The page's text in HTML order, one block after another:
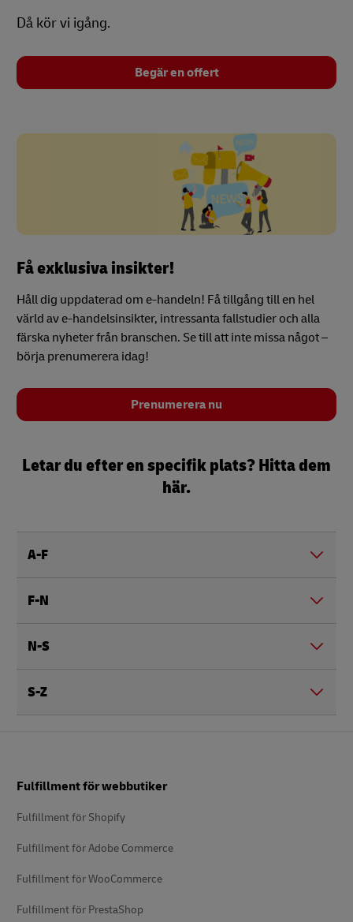
Då kör vi igång.
Begär en offert
Få exklusiva insikter!
Håll dig uppdaterad om e-handeln! Få tillgång till en hel
värld av e-handelsinsikter, intressanta fallstudier och alla
färska nyheter från branschen. Se till att inte missa något –
börja prenumerera idag!
Prenumerera nu
Letar du efter en specifik plats? Hitta dem
här.
A-F
F-N
N-S
S-Z
Fulfillment för webbutiker
Fulfillment för Shopify
Fulfillment för Adobe Commerce
Fulfillment för WooCommerce
Fulfillment för PrestaShop